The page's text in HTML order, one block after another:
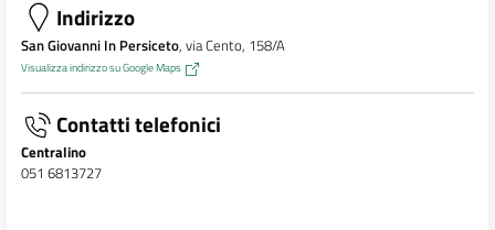
Indirizzo
San Giovanni In Persiceto, via Cento, 158/A
Visualizza indirizzo su Google Maps
Contatti telefonici
Centralino
051 6813727